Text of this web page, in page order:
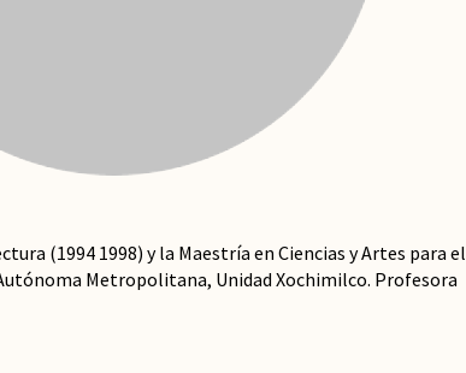
(1994 1998) y la Maestría en Ciencias y Artes para el
Metropolitana, Unidad Xochimilco. Profesora